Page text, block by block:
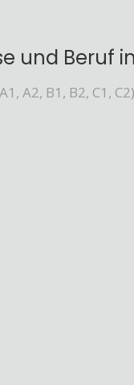
und Beruf
A2, B1, B2, C1,